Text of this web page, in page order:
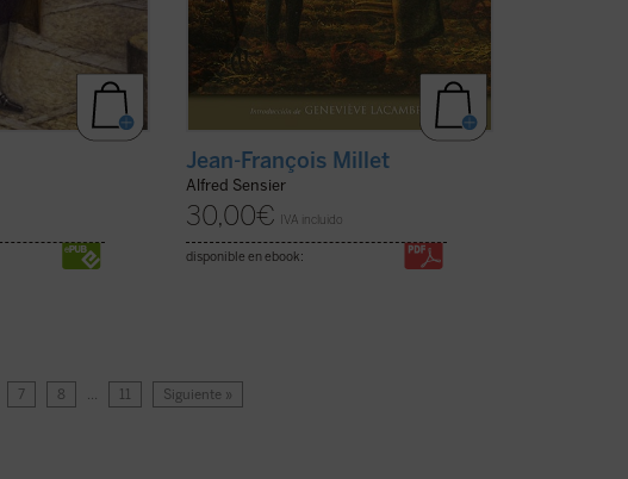
Jean-François Millet
Alfred Sensier
30,00€ IVA incluido
disponible en ebook:
7 8 … 11 Siguiente »